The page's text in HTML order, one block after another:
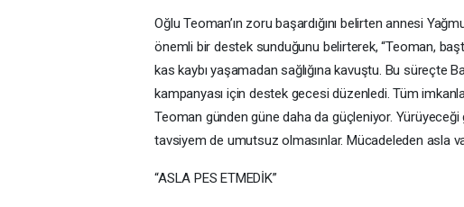
Oğlu Teoman’ın zoru başardığını belirten annesi
önemli bir destek sunduğunu belirterek, “Teoman,
kas kaybı yaşamadan sağlığına kavuştu. Bu süreçte
kampanyası için destek gecesi düzenledi. Tüm
Teoman günden güne daha da güçleniyor. Yürüyeceği
tavsiyem de umutsuz olmasınlar. Mücadeleden asla
“ASLA PES ETMEDİK”